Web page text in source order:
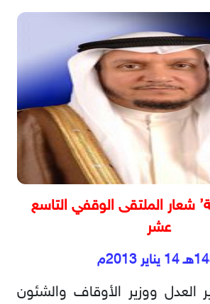
شعار الملتقى الوقفي التاسع
عشر
العدل ووزير الأوقاف والشئون